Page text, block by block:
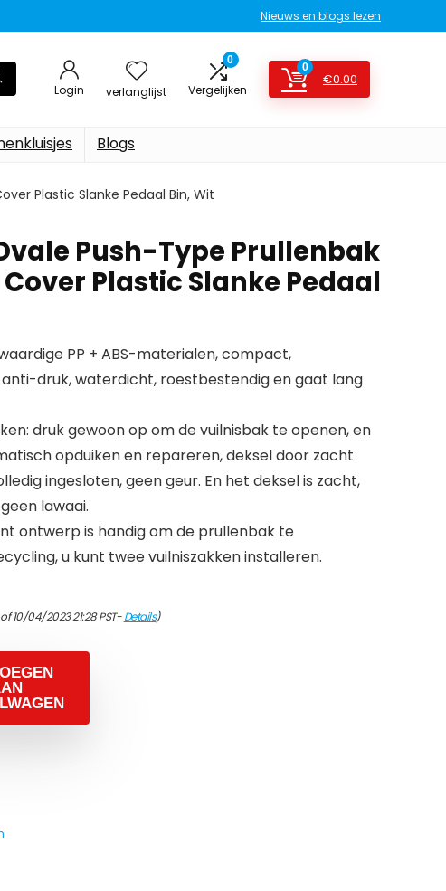
Nieuws en blogs lezen
Login verlanglijst
0
Vergelijken
0
€0.00
Blogs
Plastic Slanke Pedaal Bin, Wit
Ovale Push-Type Prullenbak
Plastic Slanke Pedaal
PP + ABS-materialen, compact,
druk, waterdicht, roestbestendig en gaat lang
druk gewoon op om de vuilnisbak te openen, en
opduiken en repareren, deksel door zacht
ingesloten, geen geur. En het deksel is zacht,
lawaai.
ontwerp is handig om de prullenbak te
u kunt twee vuilniszakken installeren.
10/04/2023 21:28 PST-Details)